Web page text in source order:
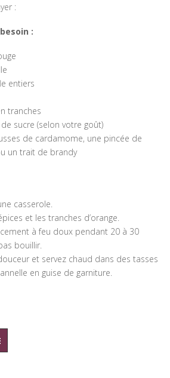
:
:
entiers
tranches
sucre (selon votre goût)
de cardamome, une pincée de
un trait de brandy
casserole.
et les tranches d’orange.
à feu doux pendant 20 à 30
bouillir.
et servez chaud dans des tasses
en guise de garniture.